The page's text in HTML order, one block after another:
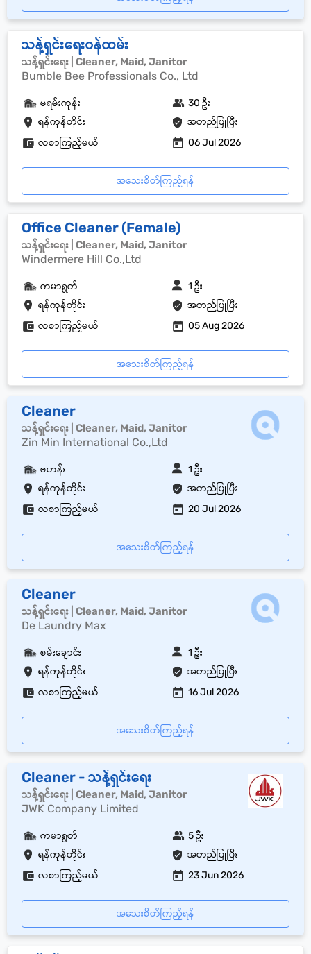
သန့်ရှင်းရေးဝန်ထမ်း
သန့်ရှင်းရေး | Cleaner, Maid, Janitor
Bumble Bee Professionals Co., Ltd
ရန်ကုန်တိုင်း အတည်ပြုပြီး
မရမ်းကုန်း 30 ဦး
လစာကြည့်မယ် 06 Jul 2026
အသေးစိတ်ကြည့်ရန်
Office Cleaner (Female)
သန့်ရှင်းရေး | Cleaner, Maid, Janitor
Windermere Hill Co.,Ltd
ရန်ကုန်တိုင်း အတည်ပြုပြီး
ကမာရွတ် 1 ဦး
လစာကြည့်မယ် 05 Aug 2026
အသေးစိတ်ကြည့်ရန်
Cleaner
သန့်ရှင်းရေး | Cleaner, Maid, Janitor
Zin Min International Co.,Ltd
ရန်ကုန်တိုင်း အတည်ပြုပြီး
ဗဟန်း 1 ဦး
လစာကြည့်မယ် 20 Jul 2026
အသေးစိတ်ကြည့်ရန်
Cleaner
သန့်ရှင်းရေး | Cleaner, Maid, Janitor
De Laundry Max
ရန်ကုန်တိုင်း အတည်ပြုပြီး
စမ်းချောင်း 1 ဦး
လစာကြည့်မယ် 16 Jul 2026
အသေးစိတ်ကြည့်ရန်
Cleaner - သန့်ရှင်းရေး
သန့်ရှင်းရေး | Cleaner, Maid, Janitor
JWK Company Limited
ရန်ကုန်တိုင်း အတည်ပြုပြီး
ကမာရွတ် 5 ဦး
လစာကြည့်မယ် 23 Jun 2026
အသေးစိတ်ကြည့်ရန်